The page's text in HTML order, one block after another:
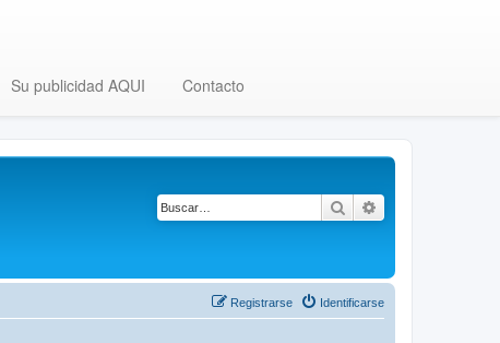
Su publicidad AQUI Contacto
Buscar
Identificarse
Registrarse